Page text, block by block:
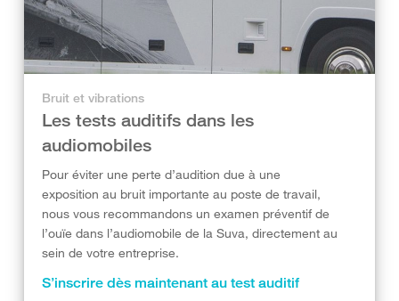
Bruit et vibrations
Les tests auditifs dans les
audiomobiles
Pour éviter une perte d’audition due à une
exposition au bruit importante au poste de travail,
nous vous recommandons un examen préventif de
l’ouïe dans l’audiomobile de la Suva, directement au
sein de votre entreprise.
S’inscrire dès maintenant au test auditif